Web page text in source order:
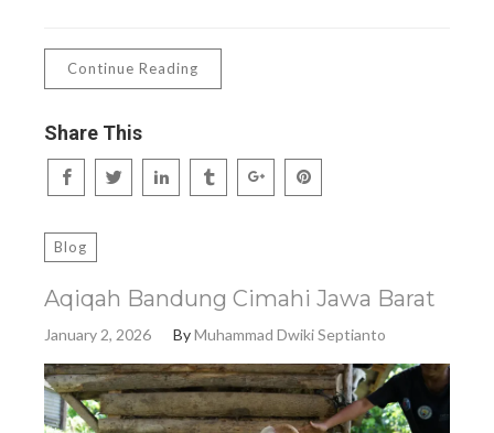
Continue Reading
Share This
Blog
Aqiqah Bandung Cimahi Jawa Barat
January 2, 2026 ByMuhammad Dwiki Septianto